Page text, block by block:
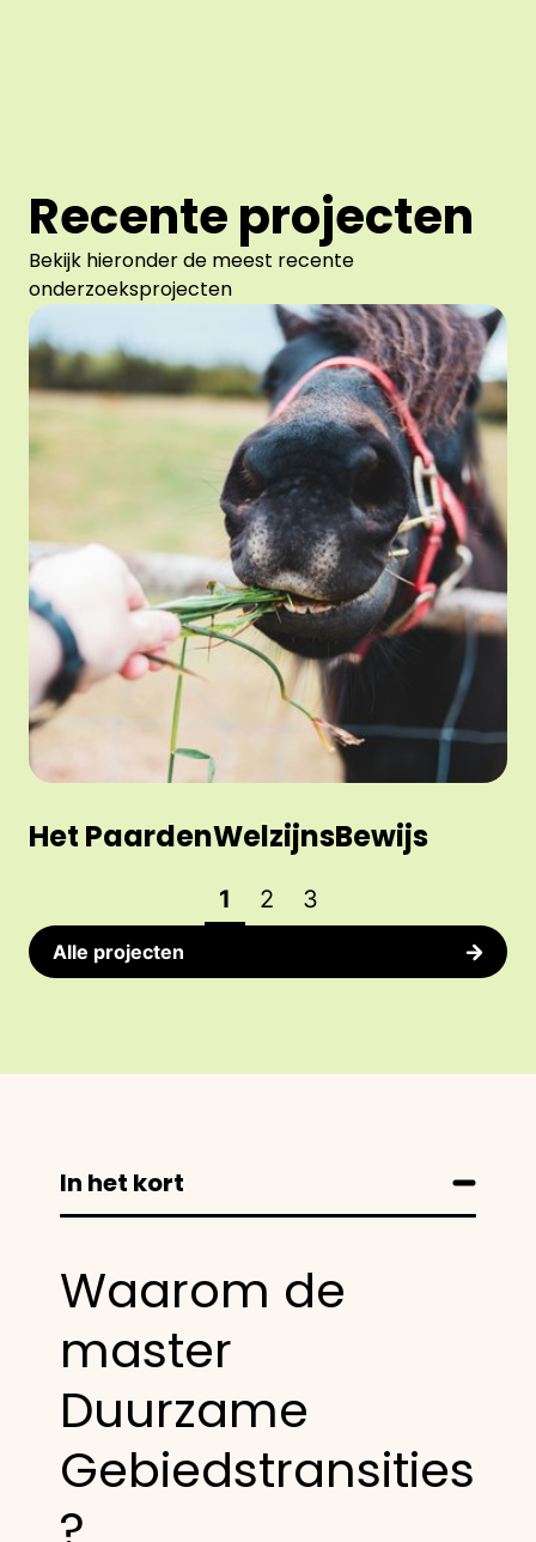
Recente projecten
Bekijk hieronder de meest recente
onderzoeksprojecten
Het PaardenWelzijnsBewijs
1 2 3
Alle projecten
In het kort
Waarom de
master
Duurzame
Gebiedstransities